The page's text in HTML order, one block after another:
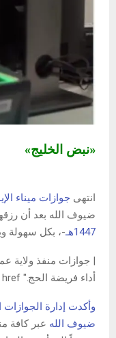
«نبض الخليج»
انتهى جوازات ميناء
ضيوف الله بعد أن
1447هـ
-، بكل سهولة
| جوازات منفذ ولاية
أداء فريضة الحج." href=" href="
وأكدت إدارة الجوازات
ضيوف الله عبر كافة